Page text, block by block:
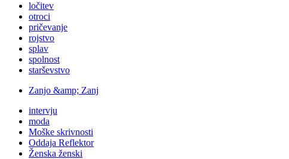
ločitev
otroci
pričevanje
rojstvo
splav
spolnost
starševstvo
Zanjo &amp; Zanj
intervju
moda
Moške skrivnosti
Oddaja Reflektor
Ženska ženski